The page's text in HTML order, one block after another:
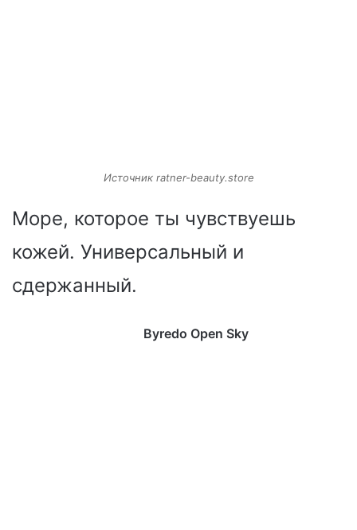
Источник ratner-beauty.store
Море, которое ты чувствуешь
кожей. Универсальный и
сдержанный.
Byredo Open Sky